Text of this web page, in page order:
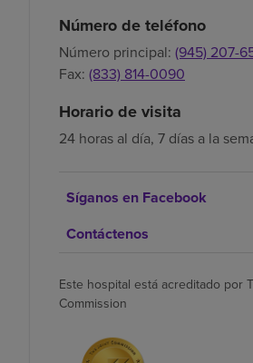
Número de teléfono
Número principal: (945) 207-
Fax: (833) 814-0090
Horario de visita
24 horas al día, 7 días a la
Síganos en Facebook
Contáctenos
Este hospital está acreditado por
Commission